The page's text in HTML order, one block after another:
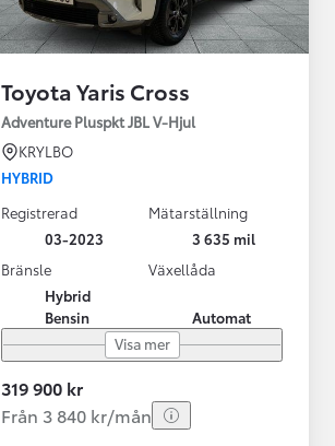
Toyota Yaris Cross
Adventure Pluspkt JBL V-Hjul
KRYLBO
HYBRID
Registrerad
03-2023
Mätarställning
3 635 mil
Bränsle
Hybrid
Bensin
Växellåda
Automat
Visa mer
319 900 kr
Från 3 840 kr/mån